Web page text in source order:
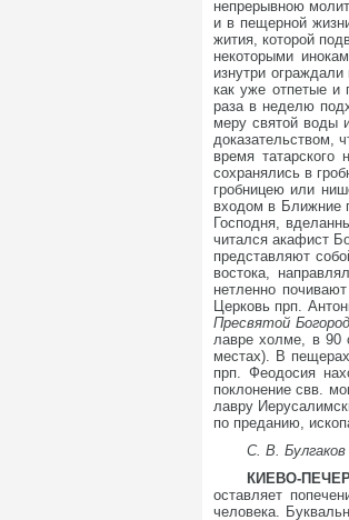
непрерывною
и в пещерной
жития, которой
некоторыми
изнутри
как уже отпетые и
раза в неделю
меру святой воды
доказательством,
время
сохранялись в
гробницею или
входом в Ближние
Господня,
читался акафист
представляют
востока,
нетленно
Церковь прп.
Пресвятой
лавре холме, в 90
местах). В
прп. Феодосия
поклонение свв.
лавру
по преданию,
С. В. Булгаков
КИЕВО-
оставляет
человека.